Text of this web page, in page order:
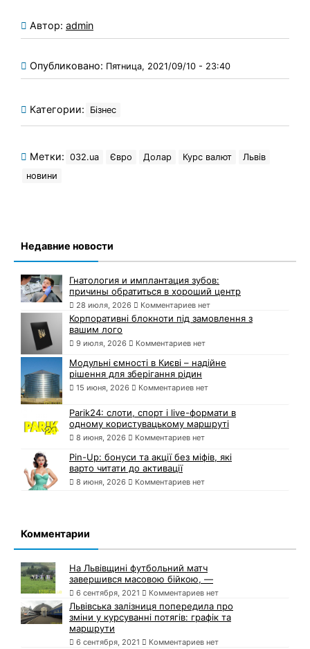
Автор: admin
Опубликовано: Пятница, 2021/09/10 - 23:40
Категории: Бізнес
Метки: 032.ua Євро Долар Курс валют
Львів
новини
Недавние новости
Гнатология и имплантация зубов:
причины обратиться в хороший центр
28 июля, 2026 Комментариев нет
Корпоративні блокноти під замовлення з
вашим лого
9 июля, 2026 Комментариев нет
Модульні ємності в Києві – надійне
рішення для зберігання рідин
15 июня, 2026 Комментариев нет
Parik24: слоти, спорт і live-формати в
одному користувацькому маршруті
8 июня, 2026 Комментариев нет
Pin-Up: бонуси та акції без міфів, які
варто читати до активації
8 июня, 2026 Комментариев нет
Комментарии
На Львівщині футбольний матч
завершився масовою бійкою, —
6 сентября, 2021 Комментариев нет
Львівська залізниця попередила про
зміни у курсуванні потягів: графік та
маршрути
6 сентября, 2021 Комментариев нет